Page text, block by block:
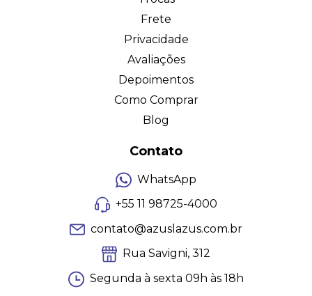
Frete
Privacidade
Avaliações
Depoimentos
Como Comprar
Blog
Contato
WhatsApp
+55 11 98725-4000
contato@azuslazus.com.br
Rua Savigni, 312
Segunda à sexta 09h às 18h